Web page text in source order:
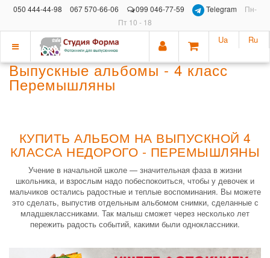
050 444-44-98 067 570-66-06 099 046-77-59 Telegram
Пн-
Пт 10 - 18
Показать
меню
Ua Ru
Выпускные альбомы - 4 класс
Перемышляны
КУПИТЬ АЛЬБОМ НА ВЫПУСКНОЙ 4
КЛАССА НЕДОРОГО - ПЕРЕМЫШЛЯНЫ
Учение в начальной школе — значительная фаза в жизни
школьника, и взрослым надо побеспокоиться, чтобы у девочек и
мальчиков остались радостные и теплые воспоминания. Вы можете
это сделать, выпустив отдельным альбомом снимки, сделанные с
младшеклассниками. Так малыш сможет через несколько лет
пережить радость событий, какими были одноклассники.